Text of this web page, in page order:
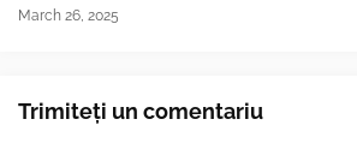
March 26, 2025
Trimiteți un comentariu